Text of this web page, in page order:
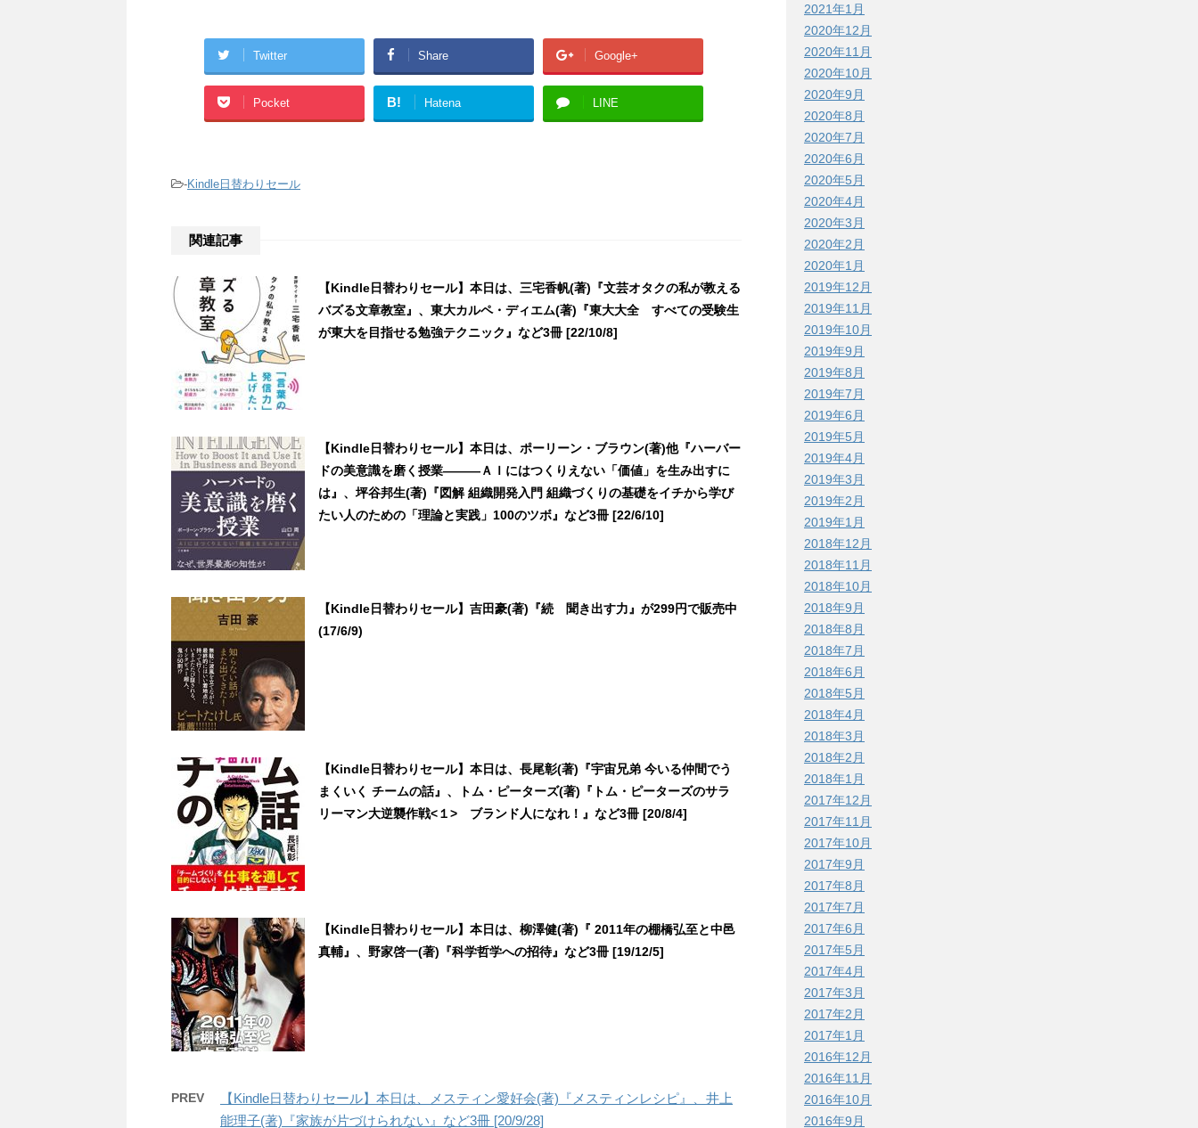
Twitter Share Google+
Pocket B! Hatena LINE
-Kindle日替わりセール
関連記事
【Kindle日替わりセール】本日は、三宅香帆(著)『文芸オタクの私が教える
バズる文章教室』、東大カルペ・ディエム(著)『東大大全 すべての受験生
が東大を目指せる勉強テクニック』など3冊 [22/10/8]
【Kindle日替わりセール】本日は、ポーリーン・ブラウン(著)他『ハーバー
ドの美意識を磨く授業―――ＡＩにはつくりえない「価値」を生み出すに
は』、坪谷邦生(著)『図解 組織開発入門 組織づくりの基礎をイチから学び
たい人のための「理論と実践」100のツボ』など3冊 [22/6/10]
【Kindle日替わりセール】吉田豪(著)『続 聞き出す力』が299円で販売中
(17/6/9)
【Kindle日替わりセール】本日は、長尾彰(著)『宇宙兄弟 今いる仲間でう
まくいく チームの話』、トム・ピーターズ(著)『トム・ピーターズのサラ
リーマン大逆襲作戦<１> ブランド人になれ！』など3冊 [20/8/4]
【Kindle日替わりセール】本日は、柳澤健(著)『 2011年の棚橋弘至と中邑
真輔』、野家啓一(著)『科学哲学への招待』など3冊 [19/12/5]
PREV
【Kindle日替わりセール】本日は、メスティン愛好会(著)『メスティンレシピ』、井上
能理子(著)『家族が片づけられない』など3冊 [20/9/28]
2021年1月
2020年12月
2020年11月
2020年10月
2020年9月
2020年8月
2020年7月
2020年6月
2020年5月
2020年4月
2020年3月
2020年2月
2020年1月
2019年12月
2019年11月
2019年10月
2019年9月
2019年8月
2019年7月
2019年6月
2019年5月
2019年4月
2019年3月
2019年2月
2019年1月
2018年12月
2018年11月
2018年10月
2018年9月
2018年8月
2018年7月
2018年6月
2018年5月
2018年4月
2018年3月
2018年2月
2018年1月
2017年12月
2017年11月
2017年10月
2017年9月
2017年8月
2017年7月
2017年6月
2017年5月
2017年4月
2017年3月
2017年2月
2017年1月
2016年12月
2016年11月
2016年10月
2016年9月